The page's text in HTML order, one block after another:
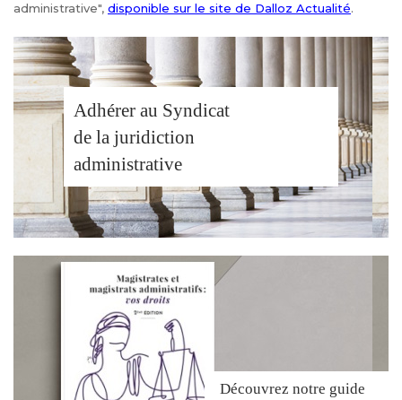
administrative", disponible sur le site de Dalloz Actualité.
Adhérer au Syndicat
de la juridiction
administrative
Découvrez notre guide